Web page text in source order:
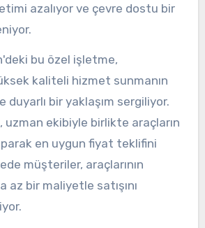
azalıyor ve çevre dostu bir
bu özel işletme,
kaliteli hizmet sunmanın
duyarlı bir yaklaşım sergiliyor.
uzman ekibiyle birlikte araçların
en uygun fiyat teklifini
müşteriler, araçlarının
az bir maliyetle satışını